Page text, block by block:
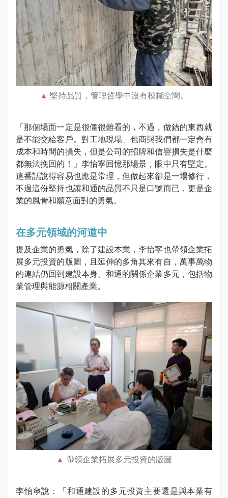
堅持品質，管理哲學中沒有模糊空間。
「那個場面一定是很僵很難看的，不過，做錯的東西就
是不能交給客戶。對工地現場、包商與我們都一定會有
成本和時間的損失，但是公司的招牌和信譽損失是什麼
都無法挽回的！」李怡寧回憶那場景，眼中只有堅定。
這番話說得容易也應是常理，但做起來卻是一場修行，
不過這份堅持也讓和通的品質不只是口號而已，更是企
業的風骨和願意面對的勇氣。
在多元領域的河道中
提及企業的勇氣，除了建設本業，李怡寧也帶領企業拓
展多元投資的版圖，且延伸的多角其來有自，萬事萬物
的連結仍回到建設本身。和通的關係企業多元，包括物
業管理與能源相關產業。
帶領企業拓展多元投資的版圖
李怡寧說：「和通建設的多元投資主要還是與本業有